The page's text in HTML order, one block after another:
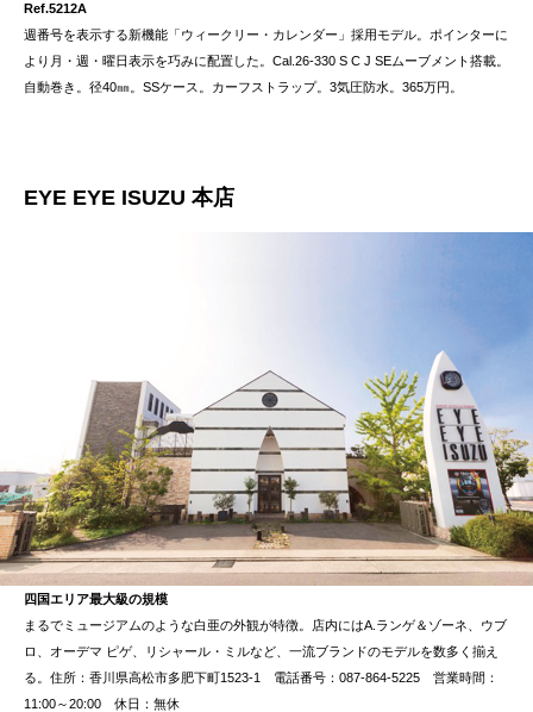
Ref.5212A
週番号を表示する新機能「ウィークリー・カレンダー」採用モデル。ポインターに
より月・週・曜日表示を巧みに配置した。Cal.26-330 S C J SEムーブメント搭載。
自動巻き。径40㎜。SSケース。カーフストラップ。3気圧防水。365万円。
EYE EYE ISUZU 本店
四国エリア最大級の規模
まるでミュージアムのような白亜の外観が特徴。店内にはA.ランゲ＆ゾーネ、ウブ
ロ、オーデマ ピゲ、リシャール・ミルなど、一流ブランドのモデルを数多く揃え
る。住所：香川県高松市多肥下町1523-1 電話番号：087-864-5225 営業時間：
11:00～20:00 休日：無休